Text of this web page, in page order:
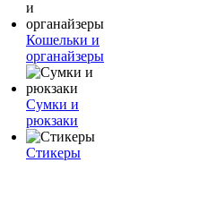
Кошельки и
органайзеры
Сумки и
рюкзаки
Стикеры